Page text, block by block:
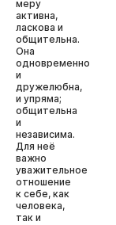
меру
активна,
ласкова и
общительна.
Она
одновременно
и
дружелюбна,
и упряма;
общительна
и
независима.
Для неё
важно
уважительное
отношение
к себе, как
человека,
так и